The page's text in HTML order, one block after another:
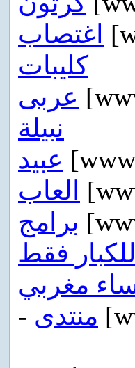
اغتصاب
كليبات
عربى
نبيلة
عبيد
العاب
برامج
للكبار فقط
مغربي
- منتدى